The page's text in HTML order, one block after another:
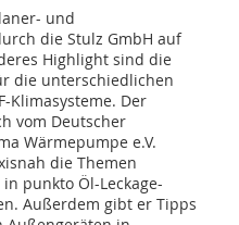
und
die Stulz GmbH auf
Highlight sind die
die unterschiedlichen
Klimasysteme. Der
vom Deutscher
Wärmepumpe e.V.
die Themen
punkto Öl-Leckage-
Außerdem gibt er Tipps